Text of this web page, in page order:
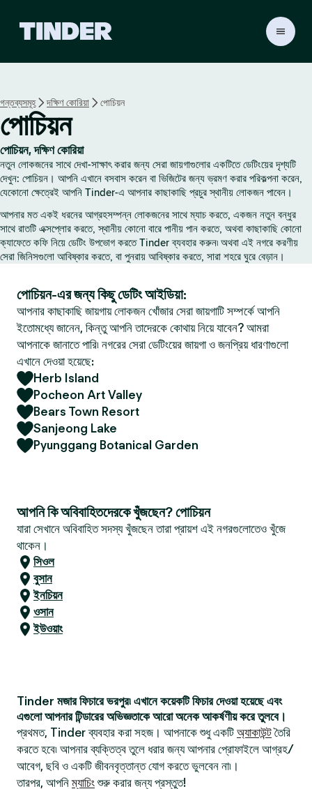
r
গন্তব্যসমূহ দক্ষিণ কোরিয়া পোচিয়ন
পোচিয়ন
পোচিয়ন, দক্ষিণ কোরিয়া
নতুন লোকজনের সাথে দেখা-সাক্ষাৎ করার জন্য সেরা জায়গাগুলোর একটিতে ডেটিংয়ের দৃশ্যটি
দেখুন: পোচিয়ন। আপনি এখানে বসবাস করেন বা ভিজিটের জন্য ভ্রমণ করার পরিকল্পনা করেন,
যেকোনো ক্ষেত্রেই আপনি Tinder-এ আপনার কাছাকাছি প্রচুর স্থানীয় লোকজন পাবেন।
আপনার মত একই ধরনের আগ্রহসম্পন্ন লোকজনের সাথে ম্যাচ করতে, একজন নতুন বন্ধুর
সাথে রাতটি এক্সপ্লোর করতে, স্থানীয় কোনো বারে পানীয় পান করতে, অথবা কাছাকাছি কোনো
ক্যাফেতে কফি নিয়ে ডেটিং উপভোগ করতে Tinder ব্যবহার করুন৷ অথবা এই নগরে করণীয়
সেরা জিনিসগুলো আবিষ্কার করতে, বা পুনরায় আবিষ্কার করতে, সারা শহরে ঘুরে বেড়ান।
পোচিয়ন-এর জন্য কিছু ডেটিং আইডিয়া:
আপনার কাছাকাছি জায়গায় লোকজন খোঁজার সেরা জায়গাটি সম্পর্কে আপনি
ইতোমধ্যে জানেন, কিন্তু আপনি তাদেরকে কোথায় নিয়ে যাবেন? আমরা
আপনাকে জানাতে পারি৷ নগরের সেরা ডেটিংয়ের জায়গা ও জনপ্রিয় ধারণাগুলো
এখানে দেওয়া হয়েছে:
Herb Island
Pocheon Art Valley
Bears Town Resort
Sanjeong Lake
Pyunggang Botanical Garden
আপনি কি অবিবাহিতদেরকে খুঁজছেন? পোচিয়ন
যারা সেখানে অবিবাহিত সদস্য খুঁজছেন তারা প্রায়শ এই নগরগুলোতেও খুঁজে
থাকেন।
সিওল
বুসান
ইনচিয়ন
ওসান
ইউওয়াং
Tinder মজার ফিচারে ভরপুর৷ এখানে কয়েকটি ফিচার দেওয়া হয়েছে এবং
এগুলো আপনার টিন্ডারের অভিজ্ঞতাকে আরো অনেক আকর্ষণীয় করে তুলবে।
প্রথমত, Tinder ব্যবহার করা সহজ। আপনাকে শুধু একটি অ্যাকাউন্টতৈরি
করতে হবে৷ আপনার ব্যক্তিত্ব তুলে ধরার জন্য আপনার প্রোফাইলে আগ্রহ/
আবেগ, ছবি ও একটি জীবনবৃত্তান্ত যোগ করতে ভুলবেন না৷।
তারপর, আপনিম্যাচিং শুরু করার জন্য প্রস্তুত!